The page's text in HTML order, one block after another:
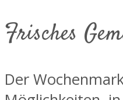
Frisches
Der